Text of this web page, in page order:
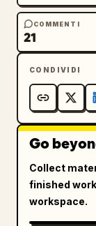
COMMENTI
21
CONDIVIDI
Go
Collect
finished
workspace.